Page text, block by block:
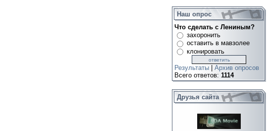
Наш опрос
Что сделать с Лениным?
захоронить
оставить в мавзолее
клонировать
Результаты
Архив опросов
Всего ответов: 1114
Друзья сайта